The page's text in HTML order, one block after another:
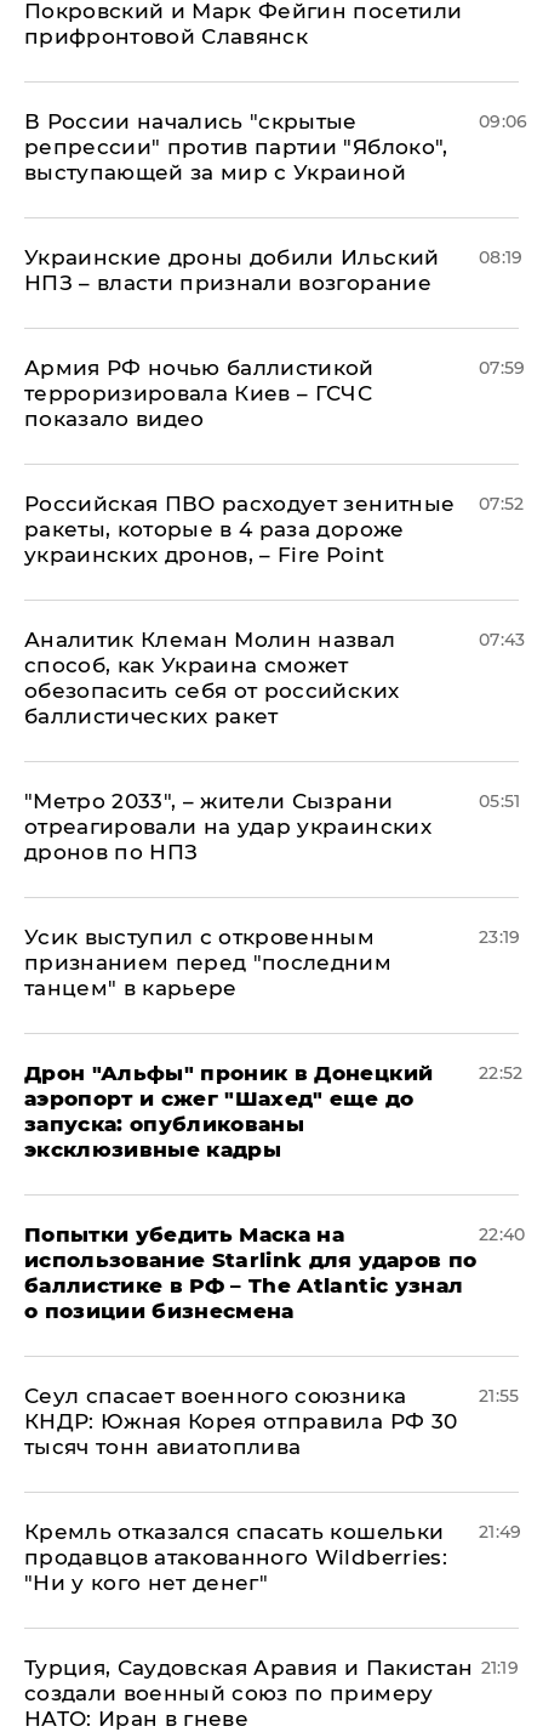
Покровский и Марк Фейгин посетили
прифронтовой Славянск
В России начались "скрытые
репрессии" против партии "Яблоко",
выступающей за мир с Украиной
09:06
Украинские дроны добили Ильский
НПЗ – власти признали возгорание
08:19
Армия РФ ночью баллистикой
терроризировала Киев – ГСЧС
показало видео
07:59
Российская ПВО расходует зенитные
ракеты, которые в 4 раза дороже
украинских дронов, – Fire Point
07:52
Аналитик Клеман Молин назвал
способ, как Украина сможет
обезопасить себя от российских
баллистических ракет
07:43
"Метро 2033", – жители Сызрани
отреагировали на удар украинских
дронов по НПЗ
05:51
Усик выступил с откровенным
признанием перед "последним
танцем" в карьере
23:19
Дрон "Альфы" проник в Донецкий
аэропорт и сжег "Шахед" еще до
запуска: опубликованы
эксклюзивные кадры
22:52
Попытки убедить Маска на
использование Starlink для ударов по
баллистике в РФ – The Atlantic узнал
о позиции бизнесмена
22:40
​Сеул спасает военного союзника
КНДР: Южная Корея отправила РФ 30
тысяч тонн авиатоплива
21:55
Кремль отказался спасать кошельки
продавцов атакованного Wildberries:
"Ни у кого нет денег"
21:49
Турция, Саудовская Аравия и Пакистан
создали военный союз по примеру
НАТО: Иран в гневе
21:19